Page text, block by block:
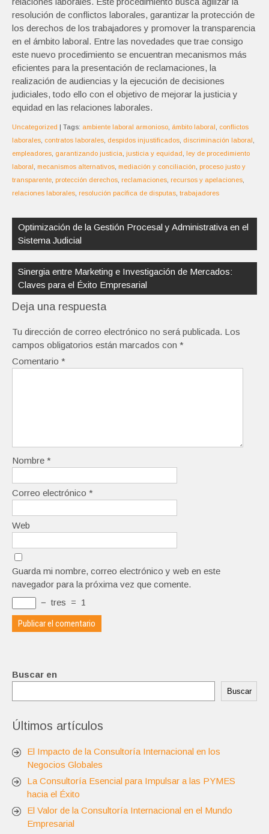
resolución de conflictos laborales, garantizar la protección de
los derechos de los trabajadores y promover la transparencia
en el ámbito laboral. Entre las novedades que trae consigo
este nuevo procedimiento se encuentran mecanismos más
eficientes para la presentación de reclamaciones, la
realización de audiencias y la ejecución de decisiones
judiciales, todo ello con el objetivo de mejorar la justicia y
equidad en las relaciones laborales.
Uncategorized | Tags: ambiente laboral armonioso ámbito laboral
conflictos
laborales contratos laborales despidos injustificados discriminación laboral
empleadores garantizando justicia justicia y equidad
ley de procedimiento
laboral
mecanismos alternativos mediación y conciliación
proceso justo y
transparente protección derechos reclamaciones recursos y apelaciones
relaciones laborales resolución pacífica de disputas trabajadores
de
entradas
Optimización de la Gestión Procesal y Administrativa en el
Sistema Judicial
Sinergia entre Marketing e Investigación de Mercados:
Claves para el Éxito Empresarial
Deja una respuesta
Tu dirección de correo electrónico no será publicada. Los
campos obligatorios están marcados con *
Comentario *
Nombre *
Correo electrónico *
Web
Guarda mi nombre, correo electrónico y web en este
navegador para la próxima vez que comente.
− tres = 1
Buscar en
Buscar
Últimos artículos
El Impacto de la Consultoría Internacional en los
Negocios Globales
La Consultoría Esencial para Impulsar a las PYMES
hacia el Éxito
El Valor de la Consultoría Internacional en el Mundo
Empresarial